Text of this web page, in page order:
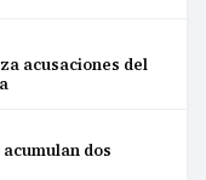
acusaciones del
dos